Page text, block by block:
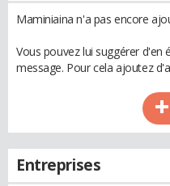
Maminiaina n'a pas encore
Vous pouvez lui suggérer d'en
message. Pour cela ajoutez
Entreprises